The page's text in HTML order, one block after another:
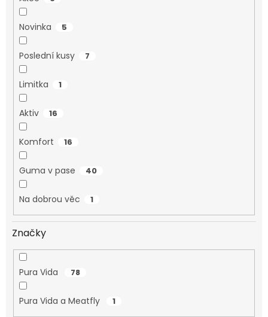
Novinka 5
Poslední kusy 7
Limitka 1
Aktiv 16
Komfort 16
Guma v pase 40
Na dobrou věc 1
Značky
Pura Vida 78
Pura Vida a Meatfly 1